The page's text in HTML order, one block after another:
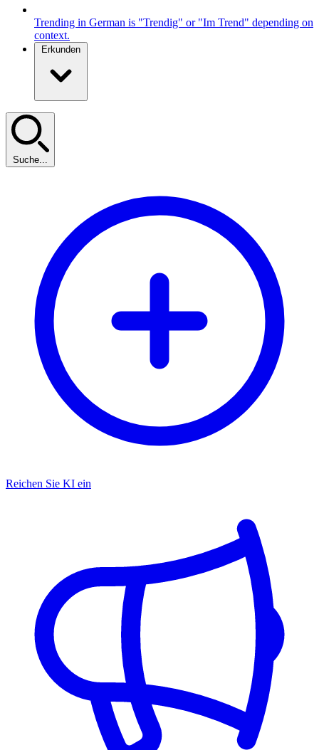
Trending in German is "Trendig" or "Im Trend" depending on
context.
Erkunden
Suche...
Reichen Sie KI ein